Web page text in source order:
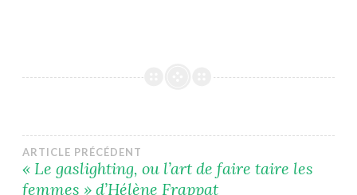
Navigation
ARTICLE PRÉCÉDENT
« Le gaslighting, ou l’art de faire taire les
femmes » d’Hélène Frappat